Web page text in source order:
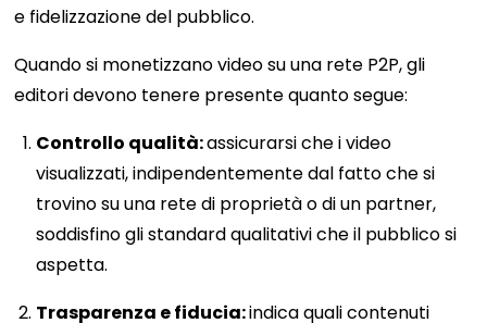
e fidelizzazione del pubblico.
Quando si monetizzano video su una rete P2P, gli
editori devono tenere presente quanto segue:
Controllo qualità:assicurarsi che i video
visualizzati, indipendentemente dal fatto che si
trovino su una rete di proprietà o di un partner,
soddisfino gli standard qualitativi che il pubblico si
aspetta.
Trasparenza e fiducia:indica quali contenuti